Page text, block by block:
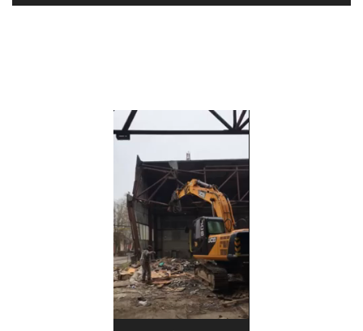
Видеоплеер